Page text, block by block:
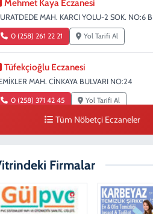
Mehmet Kaya Eczanesi
MAH. KARCI YOLU-2 SOK. NO:6 B
0 (258) 261 22 21 Yol Tarifi Al
Tüfekçioğlu Eczanesi
MAH. CİNKAYA BULVARI NO:24
0 (258) 371 42 45 Yol Tarifi Al
Ada Eczanesi
Tüm Nöbetçi Eczaneler
Firmalar